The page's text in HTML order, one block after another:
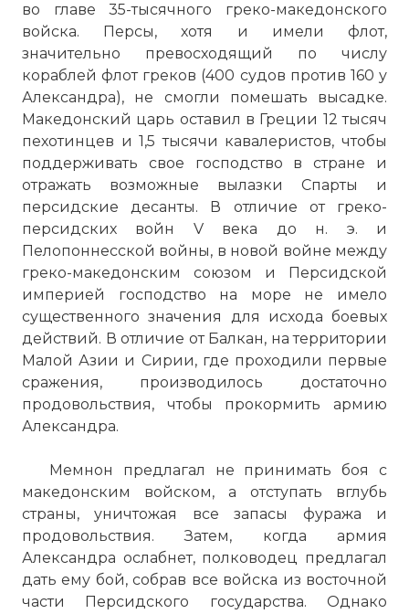
во главе 35-тысячного греко-македонского
войска. Персы, хотя и имели флот,
значительно превосходящий по числу
кораблей флот греков (400 судов против 160 у
Александра), не смогли помешать высадке.
Македонский царь оставил в Греции 12 тысяч
пехотинцев и 1,5 тысячи кавалеристов, чтобы
поддерживать свое господство в стране и
отражать возможные вылазки Спарты и
персидские десанты. В отличие от греко-
персидских войн V века до н. э. и
Пелопоннесской войны, в новой войне между
греко-македонским союзом и Персидской
империей господство на море не имело
существенного значения для исхода боевых
действий. В отличие от Балкан, на территории
Малой Азии и Сирии, где проходили первые
сражения, производилось достаточно
продовольствия, чтобы прокормить армию
Александра.
Мемнон предлагал не принимать боя с
македонским войском, а отступать вглубь
страны, уничтожая все запасы фуража и
продовольствия. Затем, когда армия
Александра ослабнет, полководец предлагал
дать ему бой, собрав все войска из восточной
части Персидского государства. Однако